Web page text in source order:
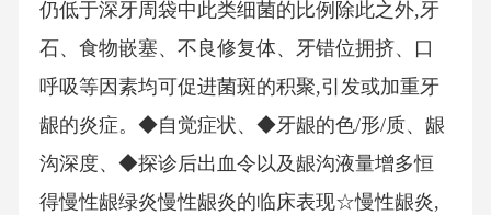
仍低于深牙周袋中此类细菌的比例除此之外,牙
石、食物嵌塞、不良修复体、牙错位拥挤、口
呼吸等因素均可促进菌斑的积聚,引发或加重牙
龈的炎症。◆自觉症状、◆牙龈的色/形/质、龈
沟深度、◆探诊后出血令以及龈沟液量增多恒
得慢性龈绿炎慢性龈炎的临床表现☆慢性龈炎,